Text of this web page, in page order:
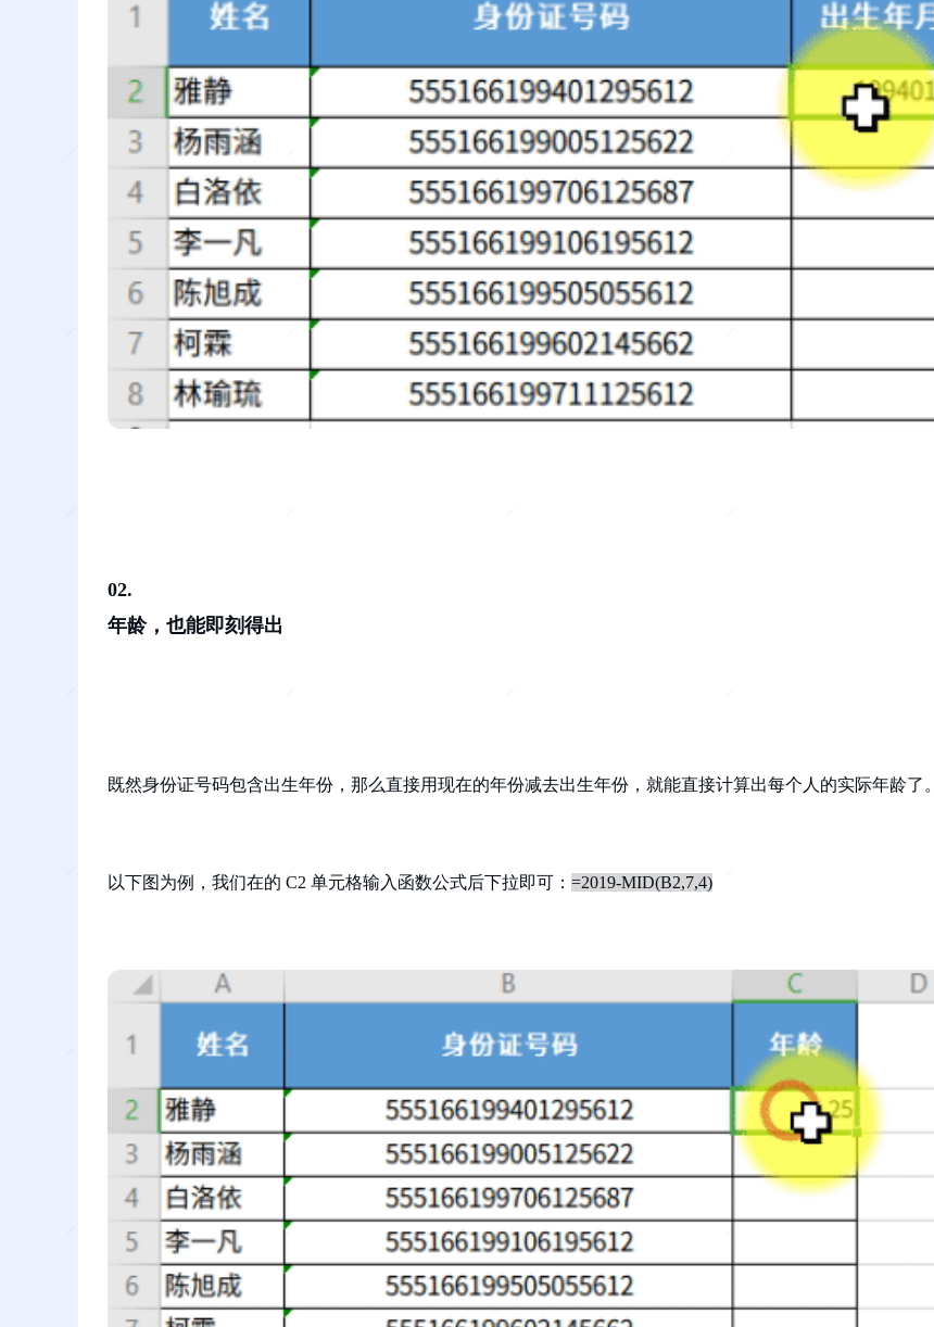
02.
年龄，也能即刻得出
既然身份证号码包含出生年份，那么直接用现在的年份减去出生年份，就能直接计算出每个人的实际年龄了。
以下图为例，我们在的 C2 单元格输入函数公式后下拉即可： =2019-MID(B2,7,4)